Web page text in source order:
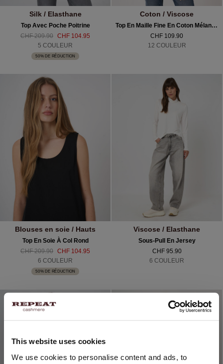
This website uses cookies
We use cookies to personalise content and ads, to
Silk / Elasthane
Top Avec Poche Poitrine
CHF 209.90 CHF 104.95
5 COULEUR
50% DE RÉDUCTION
Coton / Viscose
Top En Maille Fine En Coton Mélangé
CHF 109.90
12 COULEUR
Blouses en soie / Hauts
Top En Soie À Col Rond
CHF 209.90 CHF 104.95
6 COULEUR
50% DE RÉDUCTION
Viscose / Elasthane
Sous-Pull En Jersey
CHF 95.90
6 COULEUR
CHANGER DE PAYS